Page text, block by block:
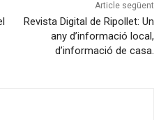
Article següent
Revista Digital de Ripollet: Un
any d’informació local,
d’informació de casa.